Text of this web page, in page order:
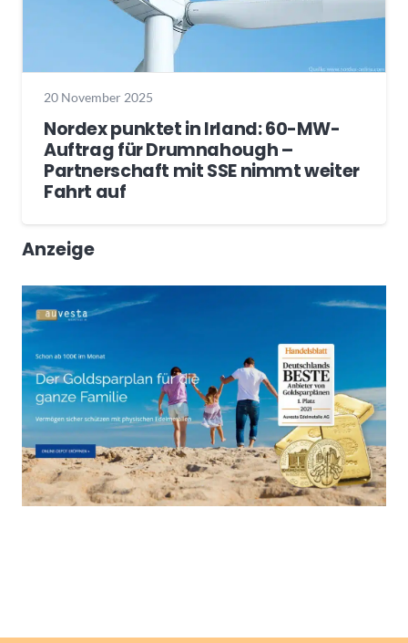
20 November 2025
Nordex punktet in Irland: 60-MW-
Auftrag für Drumnahough –
Partnerschaft mit SSE nimmt weiter
Fahrt auf
Anzeige